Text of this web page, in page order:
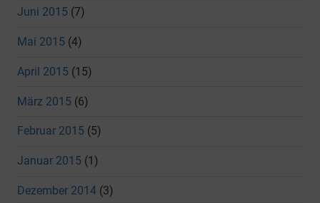
Juni 2015 (7)
Mai 2015 (4)
April 2015 (15)
März 2015 (6)
Februar 2015 (5)
Januar 2015 (1)
Dezember 2014 (3)